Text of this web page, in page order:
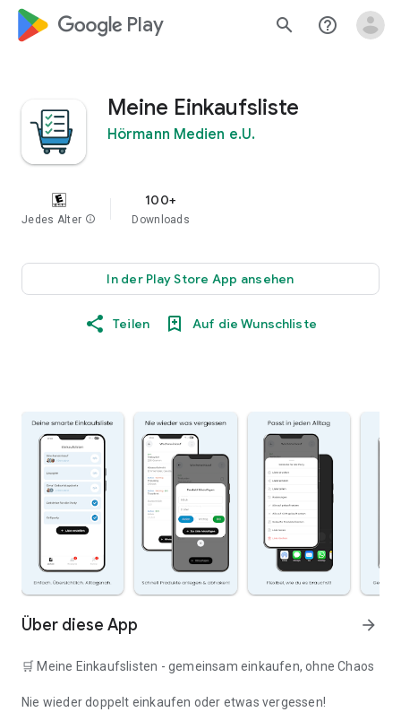
google_logo Play search help_outline
Meine Einkaufsliste
Hörmann Medien e.U.
Jedes Alter info
100+
Downloads
In der Play Store App ansehen
Teilen Auf die Wunschliste
Über diese App arrow_forward
🛒 Meine Einkaufslisten - gemeinsam einkaufen, ohne Chaos
Nie wieder doppelt einkaufen oder etwas vergessen!